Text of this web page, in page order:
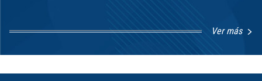
Ver más
1
8